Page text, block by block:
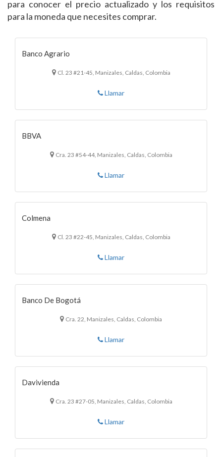
para conocer el precio actualizado y los requisitos
para la moneda que necesites comprar.
Banco Agrario
Cl. 23 #21-45, Manizales, Caldas, Colombia
Llamar
BBVA
Cra. 23 #54-44, Manizales, Caldas, Colombia
Llamar
Colmena
Cl. 23 #22-45, Manizales, Caldas, Colombia
Llamar
Banco De Bogotá
Cra. 22, Manizales, Caldas, Colombia
Llamar
Davivienda
Cra. 23 #27-05, Manizales, Caldas, Colombia
Llamar